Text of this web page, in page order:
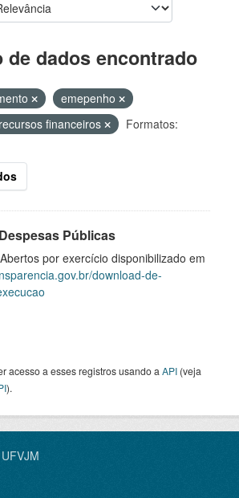
de dados encontrado
emepenho
recursos financeiros
Formatos:
Públicas
por exercício disponibilizado em
download-de-
acesso a esses registros usando a API (veja
).